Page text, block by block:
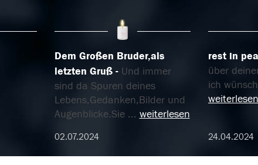
Dem Großen Bruder,als
letzten Gruß
Und immer
sind da Spuren deines
Lebens,Gedanken,Bilder und
Augenblicke.Sie ... weiterlesen
02.07.2024
rest in
über
ich
weiterlesen
24.04.2024